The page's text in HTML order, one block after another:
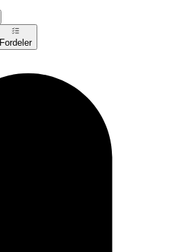
Fordeler